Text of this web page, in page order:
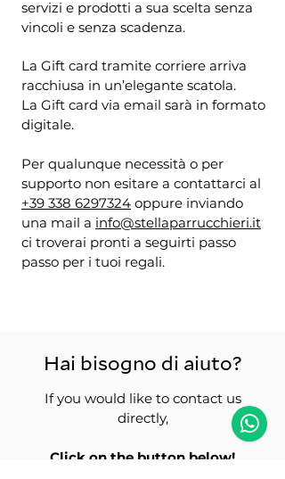
servizi e prodotti a sua scelta senza
vincoli e senza scadenza.
La Gift card tramite corriere arriva
racchiusa in un’elegante scatola.
La Gift card via email sarà in formato
digitale.
Per qualunque necessità o per
supporto non esitare a contattarci al
+39 338 6297324 oppure inviando
una mail a info@stellaparrucchieri.it
ci troverai pronti a seguirti passo
passo per i tuoi regali.
Hai bisogno di aiuto?
If you would like to contact us
directly,
Click on the button below!